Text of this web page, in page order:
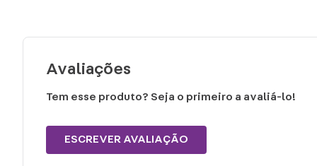
Avaliações
Tem esse produto? Seja o primeiro a avaliá-lo!
ESCREVER AVALIAÇÃO